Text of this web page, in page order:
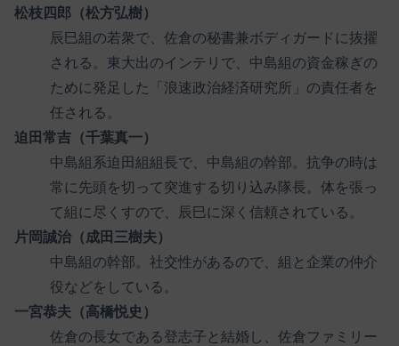
松枝四郎（松方弘樹）
辰巳組の若衆で、佐倉の秘書兼ボディガードに抜擢
される。東大出のインテリで、中島組の資金稼ぎの
ために発足した「浪速政治経済研究所」の責任者を
任される。
迫田常吉（千葉真一）
中島組系迫田組組長で、中島組の幹部。抗争の時は
常に先頭を切って突進する切り込み隊長。体を張っ
て組に尽くすので、辰巳に深く信頼されている。
片岡誠治（成田三樹夫）
中島組の幹部。社交性があるので、組と企業の仲介
役などをしている。
一宮恭夫（高橋悦史）
佐倉の長女である登志子と結婚し、佐倉ファミリー